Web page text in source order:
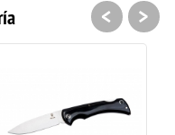
< >